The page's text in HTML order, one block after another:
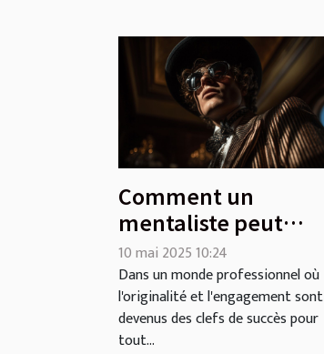
Comment un
mentaliste peut
transformer vos
événements
professionnels
10 mai 2025 10:24
Dans un monde professionnel où
l'originalité et l'engagement sont
devenus des clefs de succès pour
tout...